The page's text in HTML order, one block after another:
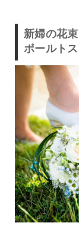
新婦の花
ボールトス